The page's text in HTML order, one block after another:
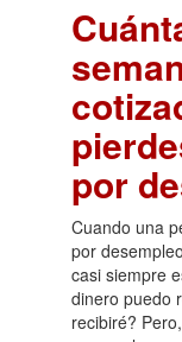
por
Cuando una
por
casi siempre
dinero puedo
recibiré?